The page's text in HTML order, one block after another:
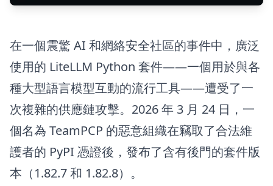
在一個震驚 AI 和網絡安全社區的事件中，廣泛
使用的 LiteLLM Python 套件——一個用於與各
種大型語言模型互動的流行工具——遭受了一
次複雜的供應鏈攻擊。2026 年 3 月 24 日，一
個名為 TeamPCP 的惡意組織在竊取了合法維
護者的 PyPI 憑證後，發布了含有後門的套件版
本（1.82.7 和 1.82.8）。